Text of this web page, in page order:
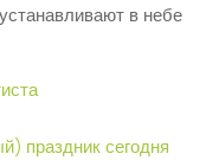
в небе
праздник сегодня